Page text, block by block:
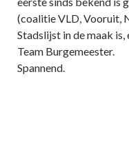
(coalitie VLD, Vooruit,
Stadslijst in de maak is,
Team Burgemeester.
Spannend.